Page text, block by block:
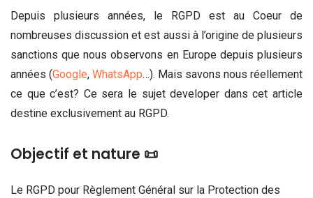
Depuis plusieurs années, le RGPD est au Coeur de
nombreuses discussion et est aussi à l’origine de plusieurs
sanctions que nous observons en Europe depuis plusieurs
années (Google, WhatsApp…). Mais savons nous réellement
ce que c’est? Ce sera le sujet developer dans cet article
destine exclusivement au RGPD.
Objectif et nature 📜
Le RGPD pour Règlement Général sur la Protection des